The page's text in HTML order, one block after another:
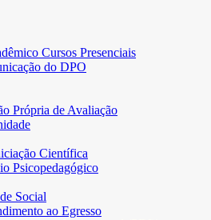
Cursos Presenciais
do DPO
Própria de Avaliação
Científica
Psicopedagógico
Social
ao Egresso